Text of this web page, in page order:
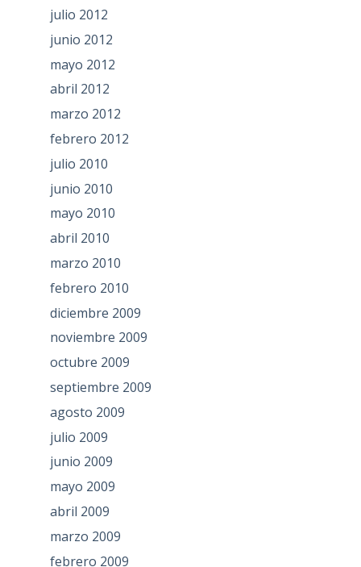
julio 2012
junio 2012
mayo 2012
abril 2012
marzo 2012
febrero 2012
julio 2010
junio 2010
mayo 2010
abril 2010
marzo 2010
febrero 2010
diciembre 2009
noviembre 2009
octubre 2009
septiembre 2009
agosto 2009
julio 2009
junio 2009
mayo 2009
abril 2009
marzo 2009
febrero 2009